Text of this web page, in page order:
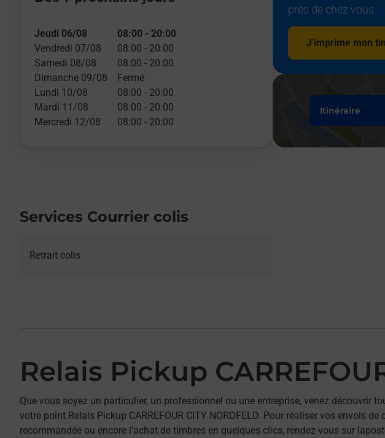
Jeudi 06/08 08:00 - 20:00
Vendredi 07/08
08:00 - 20:00
Samedi 08/08
08:00 - 20:00
Dimanche 09/08
Fermé
Lundi 10/08
08:00 - 20:00
Mardi 11/08
08:00 - 20:00
Mercredi 12/08
08:00 - 20:00
près de chez vous
J'imprime mon
Itinéraire
Services Courrier colis
Retrait colis
Relais Pickup
Que vous soyez un particulier, un professionnel ou une entreprise, venez découvrir
votre point Relais Pickup CARREFOUR CITY NORDFELD. Pour réaliser vos envois de
recommandée ou encore l'achat de timbres en quelques clics, rendez-vous sur